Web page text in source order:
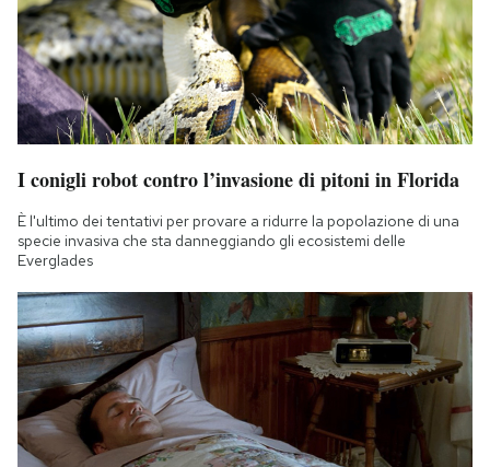
I conigli robot contro l’invasione di pitoni in Florida
È l'ultimo dei tentativi per provare a ridurre la popolazione di una
specie invasiva che sta danneggiando gli ecosistemi delle
Everglades